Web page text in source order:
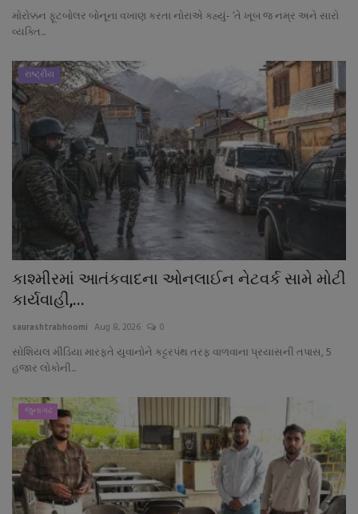
મોરોક્કન ફૂટબોલર બોનૂના વખાણ કરતા નોરાએ કહ્યું- ‘તે ખૂબ જ નમ્ર અને સારો
વ્યક્તિ...
રાષ્ટ્રીય
કાશ્મીરમાં આતંકવાદના ઓનલાઈન નેટવર્ક સામે મોટી
કાર્યવાહી,...
saurashtrabhoomi Aug 8, 2026 0
સોશિયલ મીડિયા મારફતે યુવાનોને કટ્ટરપંથ તરફ વાળવાના પ્રયાસની તપાસ, 5
હજાર લોકોની...
જુનાગઢ